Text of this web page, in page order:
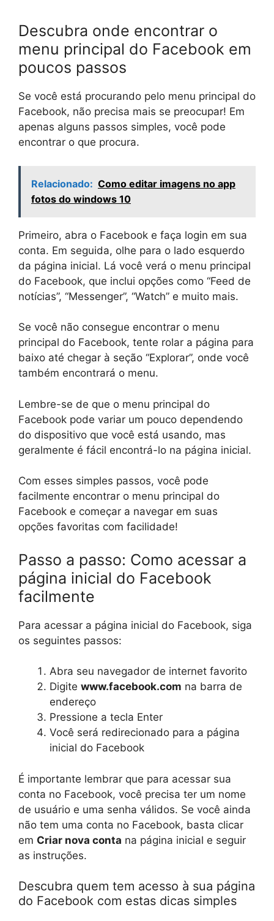
Descubra onde encontrar o
menu principal do Facebook em
poucos passos
Se você está procurando pelo menu principal do
Facebook, não precisa mais se preocupar! Em
apenas alguns passos simples, você pode
encontrar o que procura.
Relacionado: Como editar imagens no app
fotos do windows 10
Primeiro, abra o Facebook e faça login em sua
conta. Em seguida, olhe para o lado esquerdo
da página inicial. Lá você verá o menu principal
do Facebook, que inclui opções como “Feed de
notícias”, “Messenger”, “Watch” e muito mais.
Se você não consegue encontrar o menu
principal do Facebook, tente rolar a página para
baixo até chegar à seção “Explorar”, onde você
também encontrará o menu.
Lembre-se de que o menu principal do
Facebook pode variar um pouco dependendo
do dispositivo que você está usando, mas
geralmente é fácil encontrá-lo na página inicial.
Com esses simples passos, você pode
facilmente encontrar o menu principal do
Facebook e começar a navegar em suas
opções favoritas com facilidade!
Passo a passo: Como acessar a
página inicial do Facebook
facilmente
Para acessar a página inicial do Facebook, siga
os seguintes passos:
Abra seu navegador de internet favorito
Digite www.facebook.com na barra de
endereço
Pressione a tecla Enter
Você será redirecionado para a página
inicial do Facebook
É importante lembrar que para acessar sua
conta no Facebook, você precisa ter um nome
de usuário e uma senha válidos. Se você ainda
não tem uma conta no Facebook, basta clicar
em Criar nova conta na página inicial e seguir
as instruções.
Descubra quem tem acesso à sua página
do Facebook com estas dicas simples